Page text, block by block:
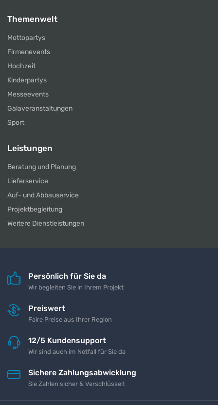
Themenwelt
Mottopartys
Firmenevents
Hochzeit
Kinderpartys
Messeevents
Galaveranstaltungen
Sport
Leistungen
Beratung und Planung
Lieferservice
Auf- und Abbauservice
Projektbegleitung
Weitere Dienstleistungen
Persönlich für Sie da
Wir begleiten Sie in Ihrem Projekt
Preiswert
Faire Preise aus Ihrer Region
12/5 Kundensupport
Wir sind auch im Notfall für Sie da
Sichere Zahlungsabwicklung
Sie Zahlen sicher & Verschlüsselt